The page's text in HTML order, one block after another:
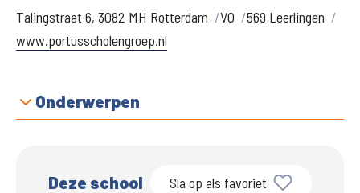
Talingstraat 6, 3082 MH Rotterdam VO
569 Leerlingen
www.portusscholengroep.nl
Onderwerpen
Deze school Sla op als favoriet